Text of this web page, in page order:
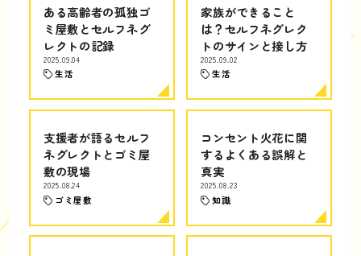
ある高齢者の孤独ゴ
ミ屋敷とセルフネグ
レクトの記録
2025.09.04
生活
家族ができること
は？セルフネグレク
トのサインと接し方
2025.09.02
生活
支援者が語るセルフ
ネグレクトとゴミ屋
敷の現場
2025.08.24
ゴミ屋敷
コンセント火花に関
するよくある誤解と
真実
2025.08.23
知識